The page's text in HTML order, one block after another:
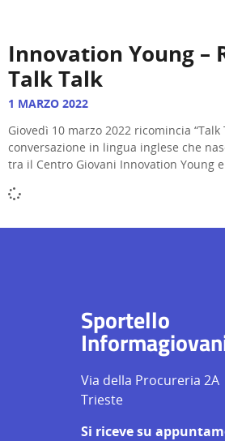
Innovation Young –
Talk Talk
1 MARZO 2022
Giovedì 10 marzo 2022 ricomincia “Talk
conversazione in lingua inglese che
tra il Centro Giovani Innovation Young e
Sportello
Via della Procureria 2A
Trieste
Si riceve su